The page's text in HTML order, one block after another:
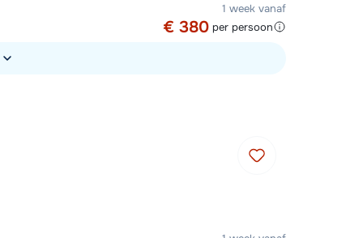
1 week vanaf
€ 380 per persoon